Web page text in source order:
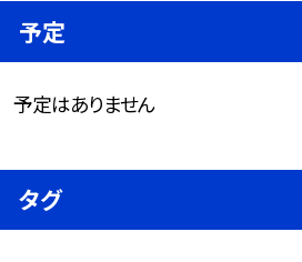
予定
予定はありません
タグ